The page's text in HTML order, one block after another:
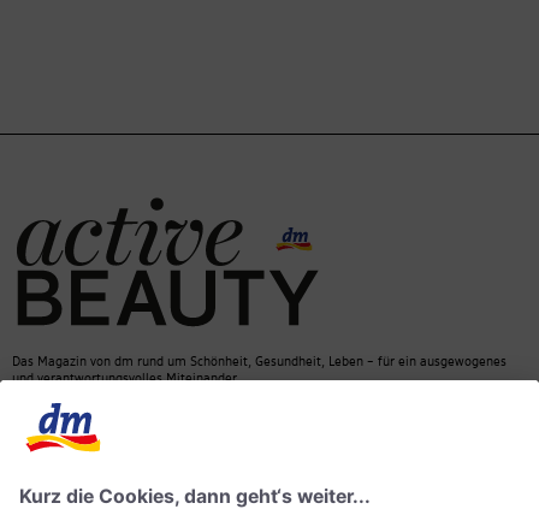
Das Magazin von dm rund um Schönheit, Gesundheit, Leben – für ein ausgewogenes
und verantwortungsvolles Miteinander.